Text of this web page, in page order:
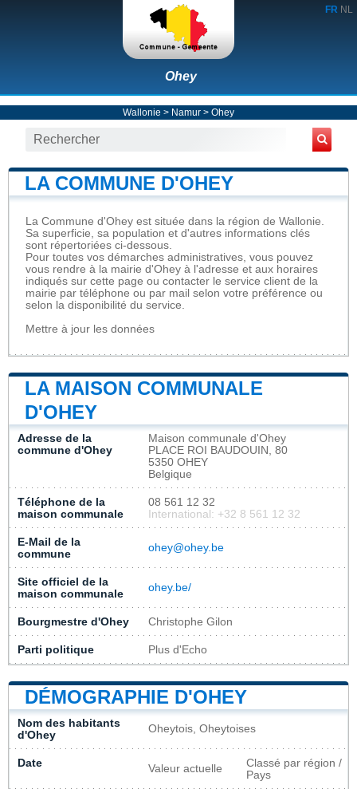
FR NL
Ohey
Wallonie > Namur > Ohey
LA COMMUNE D'OHEY
La Commune d'Ohey est située dans la région de Wallonie.
Sa superficie, sa population et d'autres informations clés
sont répertoriées ci-dessous.
Pour toutes vos démarches administratives, vous pouvez
vous rendre à la mairie d'Ohey à l'adresse et aux horaires
indiqués sur cette page ou contacter le service client de la
mairie par téléphone ou par mail selon votre préférence ou
selon la disponibilité du service.
Mettre à jour les données
LA MAISON COMMUNALE
D'OHEY
Adresse de la
commune d'Ohey
Maison communale d'Ohey
PLACE ROI BAUDOUIN, 80
5350 OHEY
Belgique
Téléphone de la
maison communale
08 561 12 32
International: +32 8 561 12 32
E-Mail de la
commune
ohey@ohey.be
Site officiel de la
maison communale
ohey.be/
Bourgmestre d'Ohey Christophe Gilon
Parti politique Plus d'Echo
DÉMOGRAPHIE D'OHEY
Nom des habitants
d'Ohey
Oheytois, Oheytoises
Date Valeur actuelle
Classé par région /
Pays